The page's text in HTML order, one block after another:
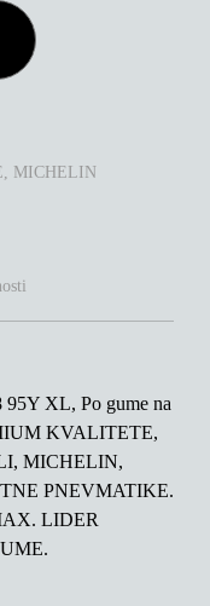
, MICHELIN
XL, Po gume na
KVALITETE,
MICHELIN,
PNEVMATIKE.
LIDER